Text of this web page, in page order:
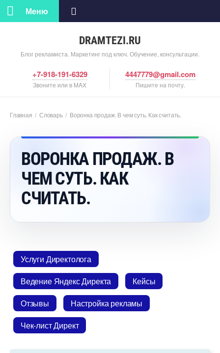
DRAMTEZI.RU
Блог рекламиста. Маркетинг под ключ. Обучение, консультации.
Меню
+7-918-191-6329
Звоните или в MAX
4447779@gmail.com
Пишите на почту.
Главная / Словарь/ оронка продаж. В чем суть. Как считать.
ОРОНКА ПРОДАЖ.
ЧЕМ СУТЬ. КАК
СЧИТАТЬ.
Услуги Директолога
едение Яндекс Директа
Кейсы
Отзывы
Настройка рекламы
Чек-лист Директ